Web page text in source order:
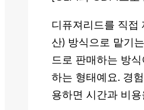
디퓨져리드를 직접
산) 방식으로 맡기
드로 판매하는 방
하는 형태예요. 경
용하면 시간과 비